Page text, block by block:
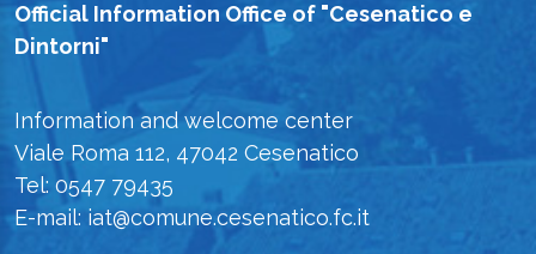
Official Information Office of "Cesenatico e
Dintorni"
Information and welcome center
Viale Roma 112, 47042 Cesenatico
Tel: 0547 79435
E-mail: iat@comune.cesenatico.fc.it